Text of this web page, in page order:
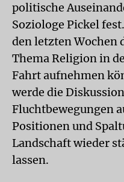
politische
Soziologe Pickel
den letzten Wochen
Thema Religion in
Fahrt aufnehmen
werde die
Fluchtbewegungen
Positionen und
Landschaft wieder
lassen.